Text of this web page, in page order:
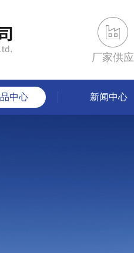
厂家供应
中心 新闻中心